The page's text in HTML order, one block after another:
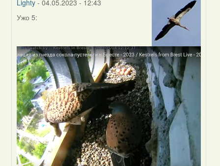
Lighty - 04.05.2023 - 12:43
In
by
Harrier
Ужо 5: